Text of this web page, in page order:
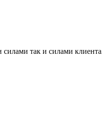
так и силами